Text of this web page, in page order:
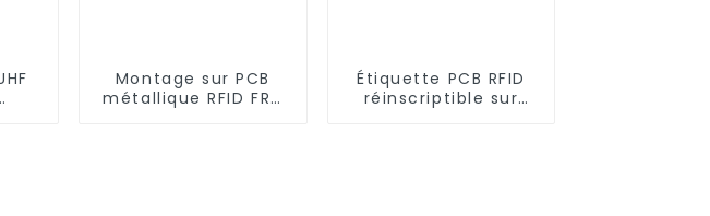
Montage sur PCB
métallique RFID FR4
Étiquette PCB RFID
réinscriptible sur